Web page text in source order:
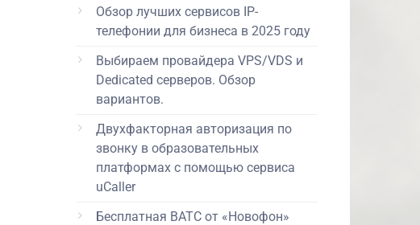
Обзор лучших сервисов IP-
телефонии для бизнеса в 2025 году
Выбираем провайдера VPS/VDS и
Dedicated серверов. Обзор
вариантов.
Двухфакторная авторизация по
звонку в образовательных
платформах с помощью сервиса
uCaller
Бесплатная ВАТС от «Новофон»